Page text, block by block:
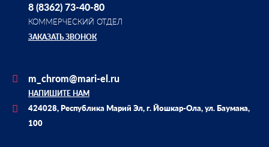
8 (8362) 73-40-80
КОММЕРЧЕСКИЙ ОТДЕЛ
ЗАКАЗАТЬ ЗВОНОК
m_chrom@mari-el.ru
НАПИШИТЕ НАМ
424028, Республика Марий Эл, г. Йошкар-Ола, ул. Баумана,
100